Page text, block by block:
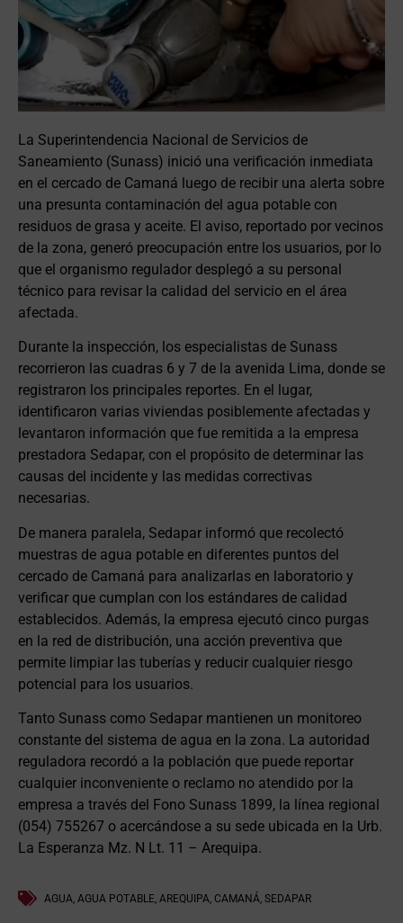
La Superintendencia Nacional de Servicios de
Saneamiento (Sunass) inició una verificación inmediata
en el cercado de Camaná luego de recibir una alerta sobre
una presunta contaminación del agua potable con
residuos de grasa y aceite. El aviso, reportado por vecinos
de la zona, generó preocupación entre los usuarios, por lo
que el organismo regulador desplegó a su personal
técnico para revisar la calidad del servicio en el área
afectada.
Durante la inspección, los especialistas de Sunass
recorrieron las cuadras 6 y 7 de la avenida Lima, donde se
registraron los principales reportes. En el lugar,
identificaron varias viviendas posiblemente afectadas y
levantaron información que fue remitida a la empresa
prestadora Sedapar, con el propósito de determinar las
causas del incidente y las medidas correctivas
necesarias.
De manera paralela, Sedapar informó que recolectó
muestras de agua potable en diferentes puntos del
cercado de Camaná para analizarlas en laboratorio y
verificar que cumplan con los estándares de calidad
establecidos. Además, la empresa ejecutó cinco purgas
en la red de distribución, una acción preventiva que
permite limpiar las tuberías y reducir cualquier riesgo
potencial para los usuarios.
Tanto Sunass como Sedapar mantienen un monitoreo
constante del sistema de agua en la zona. La autoridad
reguladora recordó a la población que puede reportar
cualquier inconveniente o reclamo no atendido por la
empresa a través del Fono Sunass 1899, la línea regional
(054) 755267 o acercándose a su sede ubicada en la Urb.
La Esperanza Mz. N Lt. 11 – Arequipa.
AGUA AGUA POTABLE AREQUIPA CAMANÁ SEDAPAR